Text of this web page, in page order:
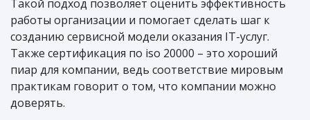
Такой подход позволяет оценить эффективность
работы организации и помогает сделать шаг к
созданию сервисной модели оказания IT-услуг.
Также сертификация по iso 20000 – это хороший
пиар для компании, ведь соответствие мировым
практикам говорит о том, что компании можно
доверять.